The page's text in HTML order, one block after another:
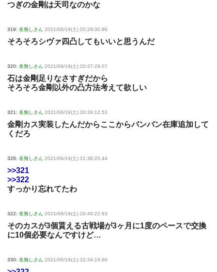
つぎの金剛は天司なのかな
319: 名無しさん 2021/06/19(土) 20:29:30.86
そろそろシヴァ四凸してもいいと思うんだ
320: 名無しさん 2021/06/19(土) 20:37:29.07
石は金剛足りなさすぎだから
そろそろ金剛以外の凸方法考えて欲しい
321: 名無しさん 2021/06/19(土) 20:39:12.53
金剛カス実装したんだからここからバンバン在庫追加して
くだろ
328: 名無しさん 2021/06/19(土) 21:38:20.44
>>321
>>322
すっかり忘れてたわ
322: 名無しさん 2021/06/19(土) 20:45:22.83
そのカスが3個貰える古戦場が3ヶ月に1度のペースで交換
に10個必要なんですけど…
330: 名無しさん 2021/06/19(土) 22:34:19.60